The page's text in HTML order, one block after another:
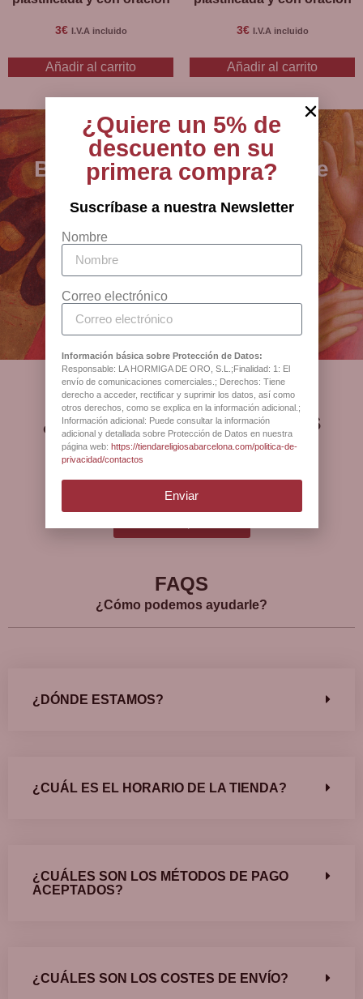
3€ I.V.A incluido
Añadir al carrito
3€ I.V.A incluido
Añadir al carrito
BCB - especialistas en arte
sacro, joyería y artículos
religiosos desde 1880
Antigua Botiga Catedral
Barcelona
¿Qué opinan nuestros
clientes?
FAQS
¿Cómo podemos ayudarle?
¿DÓNDE ESTAMOS?
¿CUÁL ES EL HORARIO DE LA TIENDA?
¿CUÁLES SON LOS MÉTODOS DE PAGO
ACEPTADOS?
¿CUÁLES SON LOS COSTES DE ENVÍO?
¿Quiere un 5% de
descuento en su
primera compra?
Suscríbase a nuestra Newsletter
Nombre
Correo electrónico
Información básica sobre Protección de Datos:
Responsable: LA HORMIGA DE ORO, S.L.;Finalidad: 1: El
envío de comunicaciones comerciales.; Derechos: Tiene
derecho a acceder, rectificar y suprimir los datos, así como
otros derechos, como se explica en la información adicional.;
Información adicional: Puede consultar la información
adicional y detallada sobre Protección de Datos en nuestra
página web: https://tiendareligiosabarcelona.com/politica-de-
privacidad/contactos
Enviar